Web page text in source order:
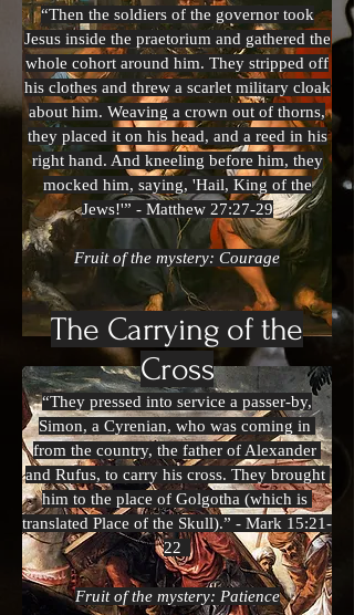
“Then the soldiers of the governor took
Jesus inside the praetorium and gathered the
whole cohort around him. They stripped off
his clothes and threw a scarlet military cloak
about him. Weaving a crown out of thorns,
they placed it on his head, and a reed in his
right hand. And kneeling before him, they
mocked him, saying, 'Hail, King of the
Jews!'” - Matthew 27:27-29
Fruit of the mystery: Courage
The Carrying of the
Cross
“They pressed into service a passer-by,
Simon, a Cyrenian, who was coming in
from the country, the father of Alexander
and Rufus, to carry his cross. They brought
him to the place of Golgotha (which is
translated Place of the Skull).” - Mark 15:21-
22
Fruit of the mystery: Patience